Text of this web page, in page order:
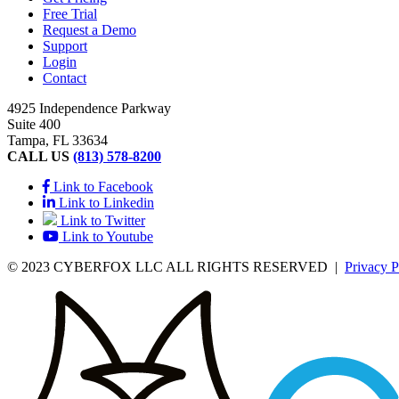
Free Trial
Request a Demo
Support
Login
Contact
4925 Independence Parkway
Suite 400
Tampa, FL 33634
CALL US (813) 578-8200
Link to Facebook
Link to Linkedin
Link to Twitter
Link to Youtube
© 2023 CYBERFOX LLC ALL RIGHTS RESERVED | Privacy